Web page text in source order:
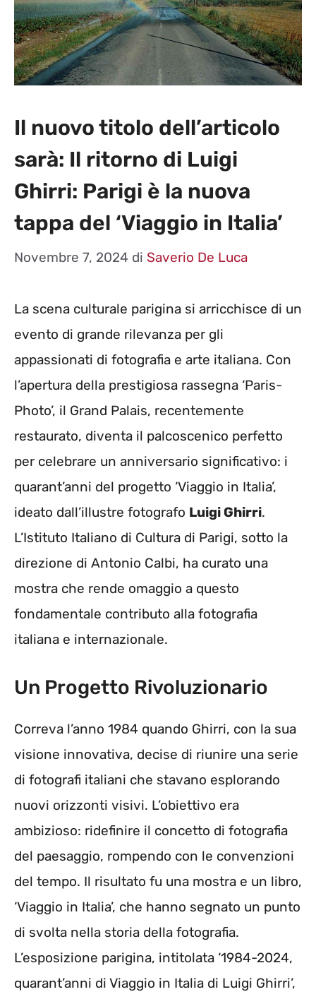
Il nuovo titolo dell’articolo
sarà: Il ritorno di Luigi
Ghirri: Parigi è la nuova
tappa del ‘Viaggio in Italia’
Novembre 7, 2024 di Saverio De Luca
La scena culturale parigina si arricchisce di un
evento di grande rilevanza per gli
appassionati di fotografia e arte italiana. Con
l’apertura della prestigiosa rassegna ‘Paris-
Photo’, il Grand Palais, recentemente
restaurato, diventa il palcoscenico perfetto
per celebrare un anniversario significativo: i
quarant’anni del progetto ‘Viaggio in Italia’,
ideato dall’illustre fotografo Luigi Ghirri.
L’Istituto Italiano di Cultura di Parigi, sotto la
direzione di Antonio Calbi, ha curato una
mostra che rende omaggio a questo
fondamentale contributo alla fotografia
italiana e internazionale.
Un Progetto Rivoluzionario
Correva l’anno 1984 quando Ghirri, con la sua
visione innovativa, decise di riunire una serie
di fotografi italiani che stavano esplorando
nuovi orizzonti visivi. L’obiettivo era
ambizioso: ridefinire il concetto di fotografia
del paesaggio, rompendo con le convenzioni
del tempo. Il risultato fu una mostra e un libro,
‘Viaggio in Italia’, che hanno segnato un punto
di svolta nella storia della fotografia.
L’esposizione parigina, intitolata ‘1984-2024,
quarant’anni di Viaggio in Italia di Luigi Ghirri’,